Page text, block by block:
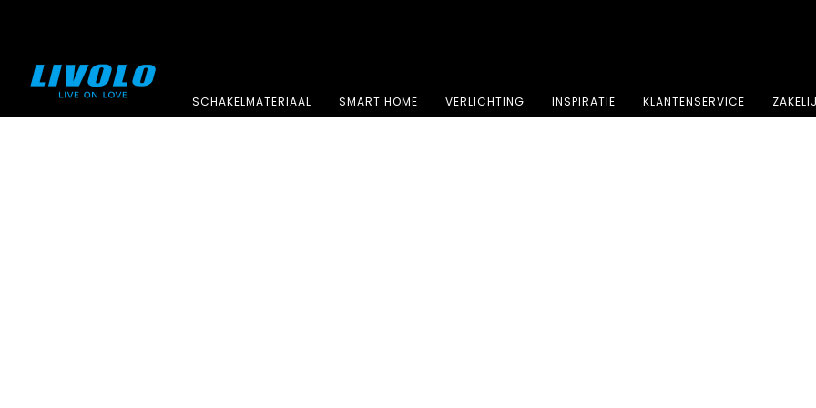
SCHAKELMATERIAAL SMART HOME VERLICHTING INSPIRATIE KLANTENSERVICE